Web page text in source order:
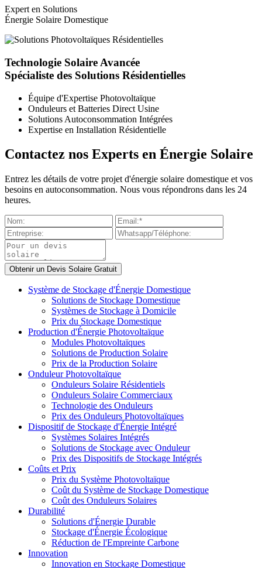
Expert en Solutions
Énergie Solaire Domestique
Technologie Solaire Avancée
Spécialiste des Solutions Résidentielles
Équipe d'Expertise Photovoltaïque
Onduleurs et Batteries Direct Usine
Solutions Autoconsommation Intégrées
Expertise en Installation Résidentielle
Contactez nos Experts en Énergie Solaire
Entrez les détails de votre projet d'énergie solaire domestique et vos
besoins en autoconsommation. Nous vous répondrons dans les 24
heures.
Système de Stockage d'Énergie Domestique
Solutions de Stockage Domestique
Systèmes de Stockage à Domicile
Prix du Stockage Domestique
Production d'Énergie Photovoltaïque
Modules Photovoltaïques
Solutions de Production Solaire
Prix de la Production Solaire
Onduleur Photovoltaïque
Onduleurs Solaire Résidentiels
Onduleurs Solaire Commerciaux
Technologie des Onduleurs
Prix des Onduleurs Photovoltaïques
Dispositif de Stockage d'Énergie Intégré
Systèmes Solaires Intégrés
Solutions de Stockage avec Onduleur
Prix des Dispositifs de Stockage Intégrés
Coûts et Prix
Prix du Système Photovoltaïque
Coût du Système de Stockage Domestique
Coût des Onduleurs Solaires
Durabilité
Solutions d'Énergie Durable
Stockage d'Énergie Écologique
Réduction de l'Empreinte Carbone
Innovation
Innovation en Stockage Domestique